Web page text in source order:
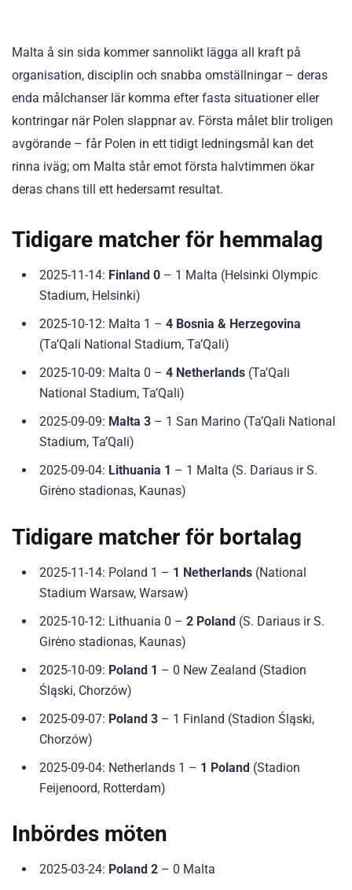
Malta å sin sida kommer sannolikt lägga all kraft på
organisation, disciplin och snabba omställningar – deras
enda målchanser lär komma efter fasta situationer eller
kontringar när Polen slappnar av. Första målet blir troligen
avgörande – får Polen in ett tidigt ledningsmål kan det
rinna iväg; om Malta står emot första halvtimmen ökar
deras chans till ett hedersamt resultat.
Tidigare matcher för hemmalag
2025-11-14: Finland 0 – 1 Malta (Helsinki Olympic
Stadium, Helsinki)
2025-10-12: Malta 1 – 4 Bosnia & Herzegovina
(Ta’Qali National Stadium, Ta’Qali)
2025-10-09: Malta 0 – 4 Netherlands (Ta’Qali
National Stadium, Ta’Qali)
2025-09-09: Malta 3 – 1 San Marino (Ta’Qali National
Stadium, Ta’Qali)
2025-09-04: Lithuania 1 – 1 Malta (S. Dariaus ir S.
Girėno stadionas, Kaunas)
Tidigare matcher för bortalag
2025-11-14: Poland 1 – 1 Netherlands (National
Stadium Warsaw, Warsaw)
2025-10-12: Lithuania 0 – 2 Poland (S. Dariaus ir S.
Girėno stadionas, Kaunas)
2025-10-09: Poland 1 – 0 New Zealand (Stadion
Śląski, Chorzów)
2025-09-07: Poland 3 – 1 Finland (Stadion Śląski,
Chorzów)
2025-09-04: Netherlands 1 – 1 Poland (Stadion
Feijenoord, Rotterdam)
Inbördes möten
2025-03-24: Poland 2 – 0 Malta